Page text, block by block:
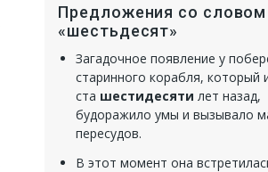
Предложения со словом
«шестьдесят»
Загадочное появление у
старинного корабля, который
ста шестидесяти лет назад,
будоражило умы и вызывало
пересудов.
В этот момент она